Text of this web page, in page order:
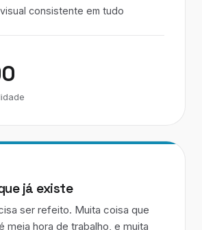
consistente em tudo
já existe
ser refeito. Muita coisa que
meia hora de trabalho, e muita